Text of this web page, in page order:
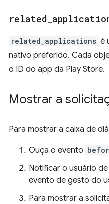
related
related_applications é
nativo preferido. Cada
o ID do app da Play Store.
Mostrar a
Para mostrar a caixa de
Ouça o evento
Notificar o usuário
evento de gesto do
Para mostrar a